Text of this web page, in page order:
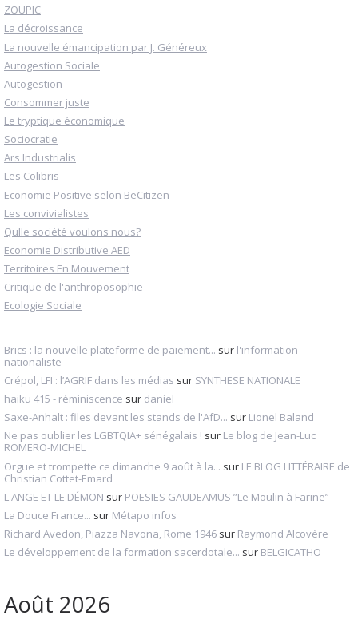
ZOUPIC
La décroissance
La nouvelle émancipation par J. Généreux
Autogestion Sociale
Autogestion
Consommer juste
Le tryptique économique
Sociocratie
Ars Industrialis
Les Colibris
Economie Positive selon BeCitizen
Les convivialistes
Qulle société voulons nous?
Economie Distributive AED
Territoires En Mouvement
Critique de l'anthroposophie
Ecologie Sociale
Brics : la nouvelle plateforme de paiement... sur l'information
nationaliste
Crépol, LFI : l’AGRIF dans les médias sur SYNTHESE NATIONALE
haiku 415 - réminiscence sur daniel
Saxe-Anhalt : files devant les stands de l'AfD... sur Lionel Baland
Ne pas oublier les LGBTQIA+ sénégalais ! sur Le blog de Jean-Luc
ROMERO-MICHEL
Orgue et trompette ce dimanche 9 août à la... sur LE BLOG LITTÉRAIRE de
Christian Cottet-Emard
L'ANGE ET LE DÉMON sur POESIES GAUDEAMUS ”Le Moulin à Farine”
La Douce France... sur Métapo infos
Richard Avedon, Piazza Navona, Rome 1946 sur Raymond Alcovère
Le développement de la formation sacerdotale... sur BELGICATHO
Août 2026